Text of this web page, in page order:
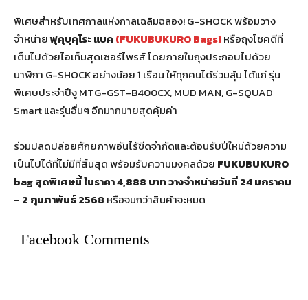
พิเศษสำหรับเทศกาลแห่งกาลเฉลิมฉลอง! G-SHOCK พร้อมวาง
จำหน่ายฟุคุบุคุโระ แบค (FUKUBUKURO Bags)หรือถุงโชคดีที่
เต็มไปด้วยไอเท็มสุดเซอร์ไพรส์ โดยภายในถุงประกอบไปด้วย
นาฬิกา G-SHOCK อย่างน้อย 1 เรือน ให้ทุกคนได้ร่วมลุ้น ได้แก่ รุ่น
พิเศษประจำปีงู MTG-GST-B400CX, MUD MAN, G-SQUAD
Smart และรุ่นอื่นๆ อีกมากมายสุดคุ้มค่า
ร่วมปลดปล่อยศักยภาพอันไร้ขีดจำกัดและต้อนรับปีใหม่ด้วยความ
เป็นไปได้ที่ไม่มีที่สิ้นสุด พร้อมรับความมงคลด้วย FUKUBUKURO
bagสุดพิเศษนี้ ในราคา4,888 บาท วางจำหน่ายวันที่ 24 มกราคม
– 2 กุมภาพันธ์ 2568 หรือจนกว่าสินค้าจะหมด
Facebook Comments